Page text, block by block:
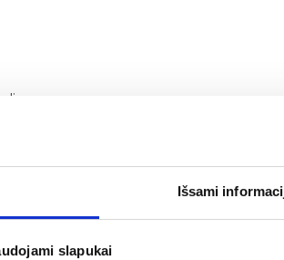
Išsami
slapukai
Svarbu įvairi ir subalansuota mityba